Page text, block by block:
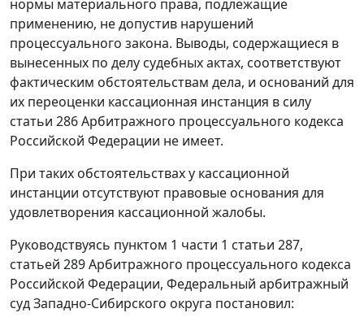
нормы материального права, подлежащие
применению, не допустив нарушений
процессуального закона. Выводы, содержащиеся в
вынесенных по делу судебных актах, соответствуют
фактическим обстоятельствам дела, и оснований для
их переоценки кассационная инстанция в силу
статьи 286Арбитражного процессуального кодекса
Российской Федерации не имеет.
При таких обстоятельствах у кассационной
инстанции отсутствуют правовые основания для
удовлетворения кассационной жалобы.
Руководствуясь пунктом 1 части 1 статьи 287,
статьей 289Арбитражного процессуального кодекса
Российской Федерации, Федеральный арбитражный
суд Западно-Сибирского округа постановил: